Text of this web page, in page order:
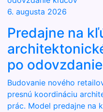
6. augusta 2026
Predajne na
po
Budovanie nového
presnú koordináciu
prác. Model predajne na